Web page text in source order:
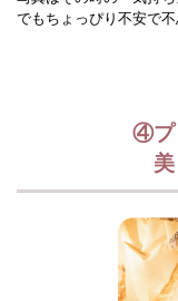
でもちょっぴり不安で
④プ